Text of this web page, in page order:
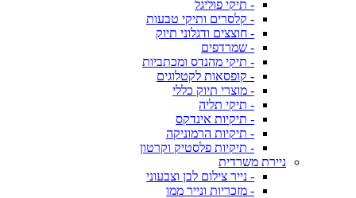
- תיקי פוליגל
- קלסרים ותיקי טבעות
- חוצצים ודגלוני תיוק
- שמרדפים
- תיקי מהנדס ומכתביות
- קופסאות לקטלוגים
- מוצרי תיוק כללי
- תיקי תליה
- תיקיות אינדקס
- תיקיות הרמוניקה
- תיקיות פלסטיק וקרטון
ניירת משרדית
- נייר צילום לבן וצבעוני
- מזכריות ונייר ממו